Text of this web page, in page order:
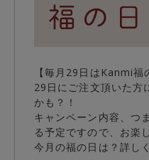
【毎月29日はKanmi福
29日にご注文頂いた方
かも？！
キャンペーン内容、
る予定ですので、お楽
今月の福の日は？詳し